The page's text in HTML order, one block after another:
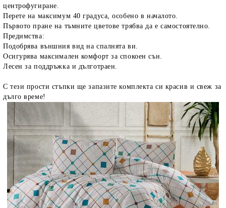
центрофугиране.
Перете на максимум 40 градуса, особено в началото.
Първото пране на тъмните цветове трябва да е самостоятелно.
Предимства:
Подобрява външния вид на спалнята ви.
Осигурява максимален комфорт за спокоен сън.
Лесен за поддръжка и дълготраен.
С тези прости стъпки ще запазите комплекта си красив и свеж за
дълго време!